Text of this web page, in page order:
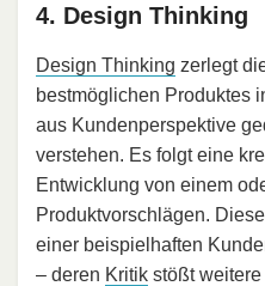
4. Design Thinking
Design Thinking zerlegt
bestmöglichen Produktes
aus Kundenperspektive
verstehen. Es folgt eine
Entwicklung von einem
Produktvorschlägen.
einer beispielhaften
– deren Kritik stößt